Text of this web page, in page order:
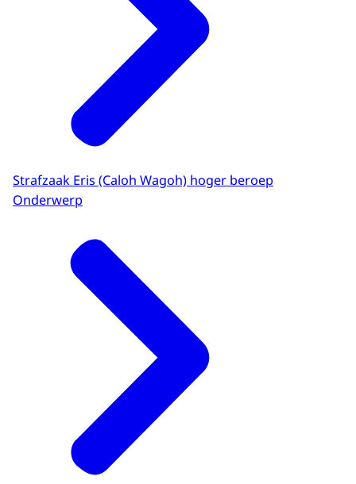
Strafzaak Eris (Caloh Wagoh) hoger beroep
Onderwerp